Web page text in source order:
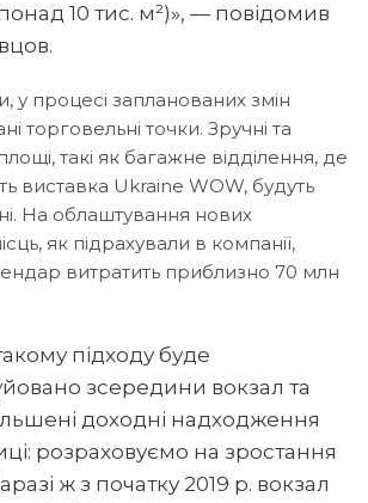
10 тис. м²)», — повідомив
у процесі запланованих змін
торговельні точки. Зручні та
такі як багажне відділення, де
виставка Ukraine WOW, будуть
На облаштування нових
як підрахували в компанії,
витратить приблизно 70 млн
підходу буде
зсередини вокзал та
доходні надходження
розраховуємо на зростання
ж з початку 2019 р. вокзал